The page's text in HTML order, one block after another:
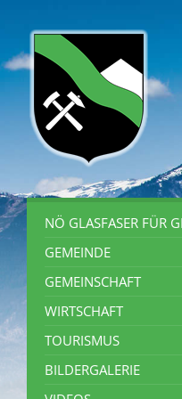
NÖ GLASFASER FÜR
GEMEINDE
GEMEINSCHAFT
WIRTSCHAFT
TOURISMUS
BILDERGALERIE